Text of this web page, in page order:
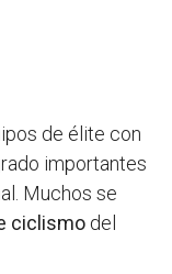
de élite con
importantes
Muchos se
ciclismo del